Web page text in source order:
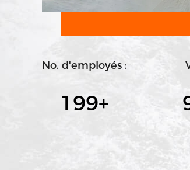
No. d'employés :
200+